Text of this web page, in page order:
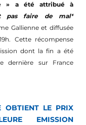
» a été attribué à
pas faire de mal*
Gallienne et diffusée
Cette récompense
dont la fin a été
dernière sur France
OBTIENT LE PRIX
EMISSION